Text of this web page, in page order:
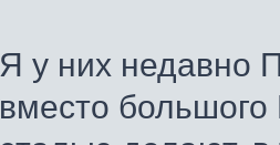
Я у них недавно
вместо